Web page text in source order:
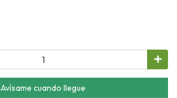
Avísame cuando llegue